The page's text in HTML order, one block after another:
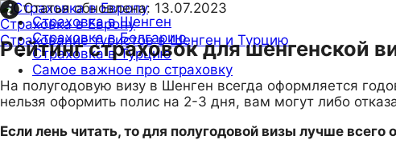
Страховка в Европу
Страхование туристов в Шенген и Турцию
Страховка в Шенген
Страховка в Болгарию
Страховка в Турцию
Самое важное про страховку
Статья обновлена: 13.07.2023
Рейтинг страховок для шенгенской
На полугодовую визу в Шенген всегда оформляется
нельзя оформить полис на 2-3 дня, вам могут либо
Если лень читать, то для полугодовой визы лучше